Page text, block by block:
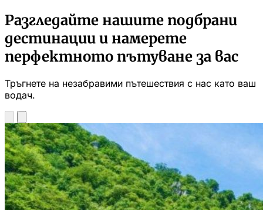
Разгледайте нашите подбрани
дестинации и намерете
перфектното пътуване за вас
Тръгнете на незабравими пътешествия с нас като ваш
водач.